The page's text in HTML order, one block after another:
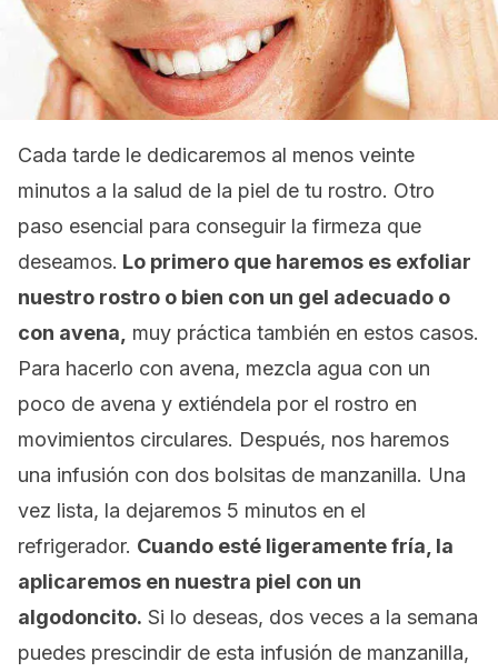
Cada tarde le dedicaremos al menos veinte
minutos a la salud de la piel de tu rostro. Otro
paso esencial para conseguir la firmeza que
deseamos. Lo primero que haremos es exfoliar
nuestro rostro o bien con un gel adecuado o
con avena,
muy práctica también en estos casos.
Para hacerlo con avena, mezcla agua con un
poco de avena y extiéndela por el rostro en
movimientos circulares. Después, nos haremos
una infusión con dos bolsitas de manzanilla. Una
vez lista, la dejaremos 5 minutos en el
refrigerador. Cuando esté ligeramente fría, la
aplicaremos en nuestra piel con un
algodoncito. Si lo deseas, dos veces a la semana
puedes prescindir de esta infusión de manzanilla,